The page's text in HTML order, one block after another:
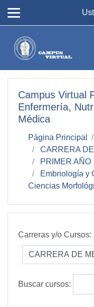
Campus Virtual
Enfermería,
Médica
Página Principal
CARRERA
PRIMER AÑO
Embriología y
Ciencias
Carreras y/o Cursos:
Buscar cursos: